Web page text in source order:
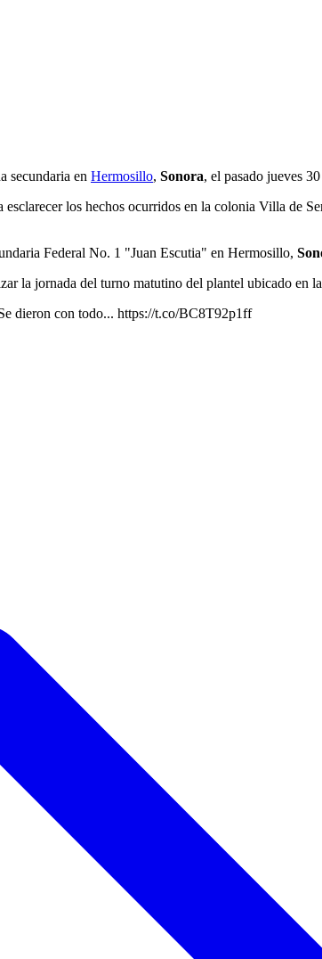
secundaria en Hermosillo, Sonora, el pasado jueves
los hechos ocurridos en la colonia Villa de
Federal No. 1 "Juan Escutia" en Hermosillo,
la jornada del turno matutino del plantel ubicado en
dieron con todo... https://t.co/BC8T92p1ff